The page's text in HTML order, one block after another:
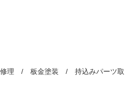
修理 / 板金塗装 / 持込みパーツ取